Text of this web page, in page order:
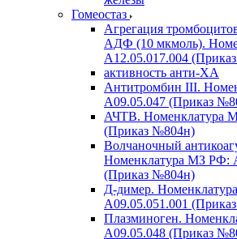
Гомеостаз
Агрегация
АДФ (10 мкмоль).
A12.05.017.004
активность анти-ХА
Антитромбин III.
A09.05.047 (Приказ
АЧТВ. Номенклатура
(Приказ №804н)
Волчаночный
Номенклатура МЗ РФ:
(Приказ №804н)
Д-димер.
A09.05.051.001
Плазминоген.
A09.05.048 (Приказ